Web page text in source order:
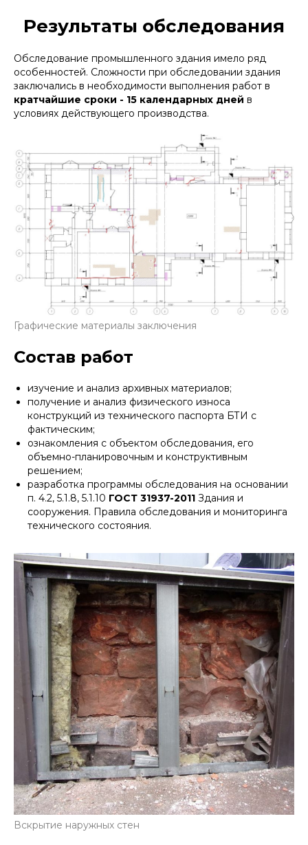
Результаты обследования
Обследование промышленного здания имело ряд
особенностей. Сложности при обследовании здания
заключались в необходимости выполнения работ в
кратчайшие сроки - 15 календарных дней в
условиях действующего производства.
Графические материалы заключения
Состав работ
изучение и анализ архивных материалов;
получение и анализ физического износа
конструкций из технического паспорта БТИ с
фактическим;
ознакомления с объектом обследования, его
объемно-планировочным и конструктивным
решением;
разработка программы обследования на основании
п. 4.2, 5.1.8, 5.1.10 ГОСТ 31937-2011 Здания и
сооружения. Правила обследования и мониторинга
технического состояния.
Вскрытие наружных стен